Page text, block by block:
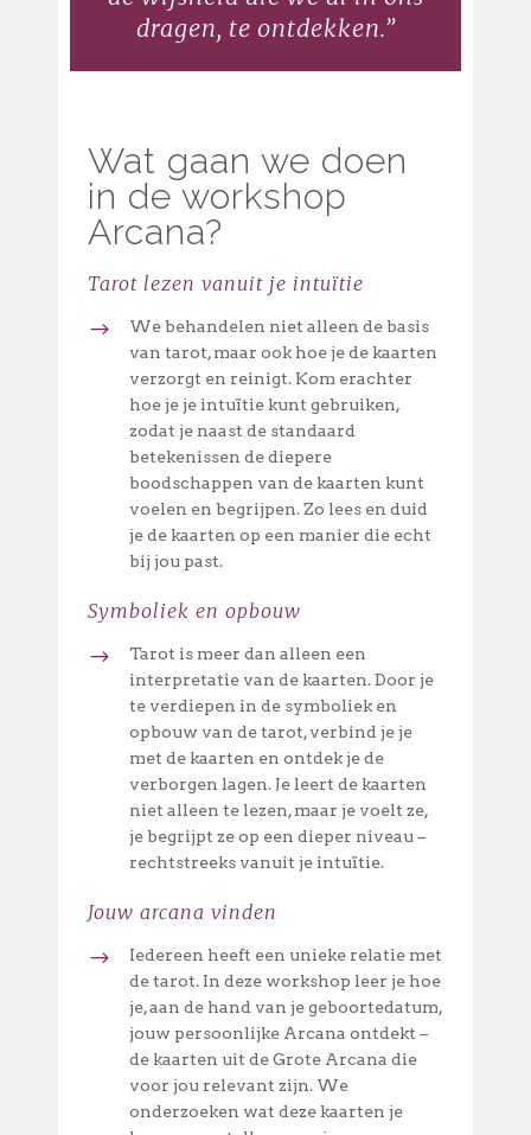
dragen, te ontdekken.”
Wat gaan we doen
in de workshop
Arcana?
Tarot lezen vanuit je intuïtie
We behandelen niet alleen de basis
van tarot, maar ook hoe je de kaarten
verzorgt en reinigt. Kom erachter
hoe je je intuïtie kunt gebruiken,
zodat je naast de standaard
betekenissen de diepere
boodschappen van de kaarten kunt
voelen en begrijpen. Zo lees en duid
je de kaarten op een manier die echt
bij jou past.
Symboliek en opbouw
Tarot is meer dan alleen een
interpretatie van de kaarten. Door je
te verdiepen in de symboliek en
opbouw van de tarot, verbind je je
met de kaarten en ontdek je de
verborgen lagen. Je leert de kaarten
niet alleen te lezen, maar je voelt ze,
je begrijpt ze op een dieper niveau –
rechtstreeks vanuit je intuïtie.
Jouw arcana vinden
Iedereen heeft een unieke relatie met
de tarot. In deze workshop leer je hoe
je, aan de hand van je geboortedatum,
jouw persoonlijke Arcana ontdekt –
de kaarten uit de Grote Arcana die
voor jou relevant zijn. We
onderzoeken wat deze kaarten je